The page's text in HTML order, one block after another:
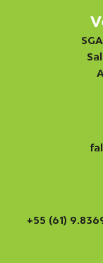
+55 (61)